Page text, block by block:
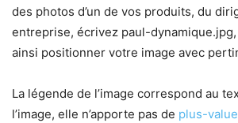
des photos d’un de vos produits, du
entreprise, écrivez paul-
ainsi positionner votre image avec
La légende de l’image correspond au
l’image, elle n’apporte pas de plus-